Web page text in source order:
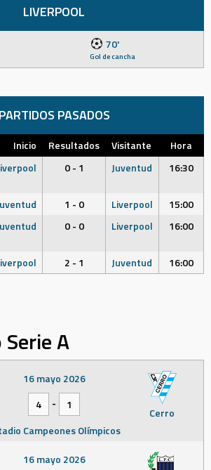
LIVERPOOL
70'
Gol de cancha
PARTIDOS PASADOS
Inicio Resultados Visitante
Hora
0 - 1 Juventud 16:30
1 - 0 Liverpool
15:00
0 - 0 Liverpool 16:00
2 - 1 Juventud 16:00
A
Cerro
16 mayo 2026
4
-
1
Campeones Olímpicos
16 mayo 2026